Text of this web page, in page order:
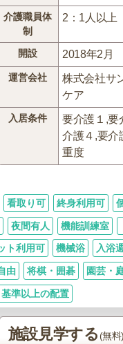
介護職員体
制
2：1人以上
開設 2018年2月
運営会社
株式会社サ
ケア
入居条件
要介護１,要
介護４,要介
重度
看取り可 終身利用可
夜間有人 機能訓練室
ト利用可 機械浴 入浴
由 将棋・囲碁 園芸・
基準以上の配置
施設見学する (無料)